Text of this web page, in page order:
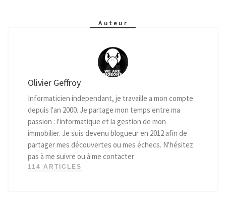
Auteur
Olivier Geffroy
Informaticien independant, je travaille a mon compte
depuis l'an 2000. Je partage mon temps entre ma
passion : l'informatique et la gestion de mon
immobilier. Je suis devenu blogueur en 2012 afin de
partager mes découvertes ou mes échecs. N'hésitez
pas à me suivre ou à me contacter
114 ARTICLES